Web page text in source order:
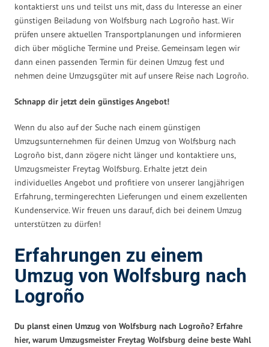
kontaktierst uns und teilst uns mit, dass du Interesse an einer
günstigen Beiladung von Wolfsburg nach Logroño hast. Wir
prüfen unsere aktuellen Transportplanungen und informieren
dich über mögliche Termine und Preise. Gemeinsam legen wir
dann einen passenden Termin für deinen Umzug fest und
nehmen deine Umzugsgüter mit auf unsere Reise nach Logroño.
Schnapp dir jetzt dein günstiges Angebot!
Wenn du also auf der Suche nach einem günstigen
Umzugsunternehmen für deinen Umzug von Wolfsburg nach
Logroño bist, dann zögere nicht länger und kontaktiere uns,
Umzugsmeister Freytag Wolfsburg. Erhalte jetzt dein
individuelles Angebot und profitiere von unserer langjährigen
Erfahrung, termingerechten Lieferungen und einem exzellenten
Kundenservice. Wir freuen uns darauf, dich bei deinem Umzug
unterstützen zu dürfen!
Erfahrungen zu einem
Umzug von Wolfsburg nach
Logroño
Du planst einen Umzug von Wolfsburg nach Logroño? Erfahre
hier, warum Umzugsmeister Freytag Wolfsburg deine beste Wahl